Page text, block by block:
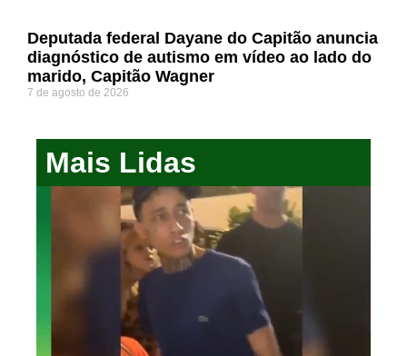
Deputada federal Dayane do Capitão anuncia
diagnóstico de autismo em vídeo ao lado do
marido, Capitão Wagner
7 de agosto de 2026
Mais Lidas